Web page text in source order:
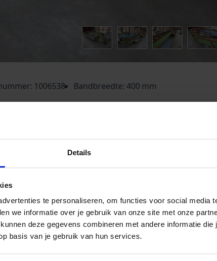
Details
te personaliseren, om functies voor social media
we informatie over je gebruik van onze site met onze
deze gegevens combineren met andere informatie die
basis van je gebruik van hun services.
1006538
Bandbreedte: 400 mm